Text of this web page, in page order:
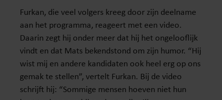
Furkan, die veel volgers kreeg door zijn deelname
aan het programma, reageert met een video.
Daarin zegt hij onder meer dat hij het ongelooflijk
vindt en dat Mats bekendstond om zijn humor. “Hij
wist mij en andere kandidaten ook heel erg op ons
gemak te stellen”, vertelt Furkan. Bij de video
schrijft hij: “Sommige mensen hoeven niet hun